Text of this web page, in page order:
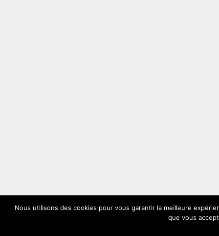
Nous utilisons des cookies pour vous garantir la meilleure
que vous